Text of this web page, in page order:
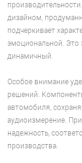
дизайном,
подчеркивает
эмоциональной.
динамичный.
Особое внимание
решений.
автомобиля,
аудиоизмерение.
надежность,
производства.